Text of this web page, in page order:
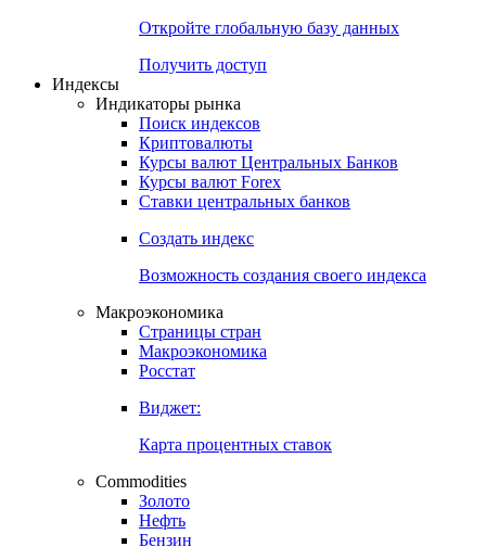
Календарь инвестора
Попробуйте7-дневный
Откройте глобальную базу данных
Получить доступ
Индикаторы рынка
Поиск индексов
Курсы валют Центральных Банков
Ставки центральных банков
Создать индекс
Возможность создания своего индекса
Страницы стран
Росстат
Виджет:
Карта процентных ставок